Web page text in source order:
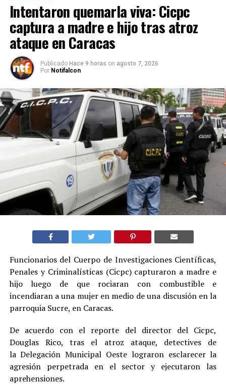
Intentaron quemarla viva: Cicpc
captura a madre e hijo tras atroz
ataque en Caracas
Publicado Hace 9 horas on agosto 7, 2026
Por Notifalcon
Funcionarios del Cuerpo de Investigaciones Científicas,
Penales y Criminalísticas (Cicpc) capturaron a madre e
hijo luego de que rociaran con combustible e
incendiaran a una mujer en medio de una discusión en la
parroquia Sucre, en Caracas.
De acuerdo con el reporte del director del Cicpc,
Douglas Rico, tras el atroz ataque, detectives de
la Delegación Municipal Oeste lograron esclarecer la
agresión perpetrada en el sector y ejecutaron las
aprehensiones.